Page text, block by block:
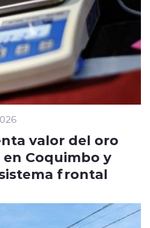
valor del oro
Coquimbo y
frontal